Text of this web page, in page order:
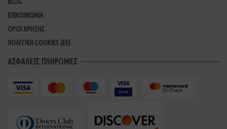
ΕΠΙΚΟΙΝΩΝΙΑ
ΟΡΟΙ ΧΡΗΣΗΣ
ΠΟΛΙΤΙΚΗ COOKIES (ΕΕ)
ΑΣΦΑΛΕΙΣ ΠΛΗΡΩΜΕΣ